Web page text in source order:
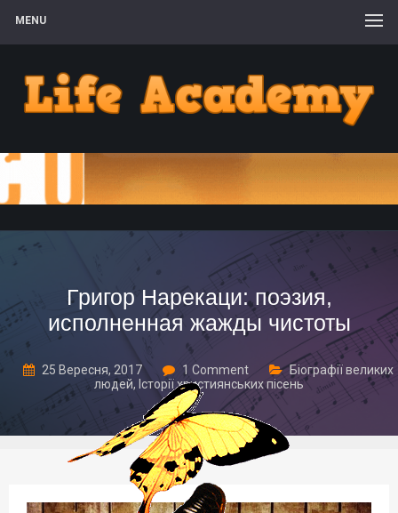
MENU
Григор Нарекаци: поэзия,
исполненная жажды чистоты
25 Вересня, 2017 1 Comment
Біографії великих
людей, Історії християнських пісень